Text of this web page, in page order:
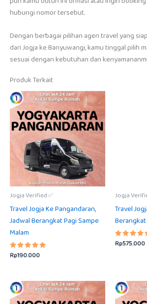
hubungi nomor tersebut.
Dengan berbagai pilihan agen travel yang
dari Jogja ke Banyuwangi, kamu tinggal pilih
sesuai dengan kebutuhan dan
Produk Terkait
Jogja Verified ✅
Travel Jogja Ke Pangandaran,
Jadwal Berangkat Pagi Sampe
Malam
Dinilai
5.00
Rp190.000
Jogja
Travel
Dinilai
5.00
Rp575.000